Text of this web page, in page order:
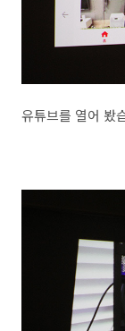
유튜브를 열어 봤